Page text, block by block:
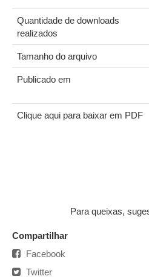
Quantidade de downloads
realizados
Tamanho do arquivo
Publicado em
Clique aqui para baixar em PDF
Para queixas,
Compartilhar
Facebook
Twitter